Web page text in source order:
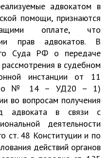
адвокатом в
помощи, признаются
оплате, что
прав адвокатов. В
Суда РФ о передаче
в судебном
инстанции от 11
№ 14 – УД20 – 1)
во вопросам получения
адвоката в связи с
деятельности
ст. 48 Конституции и по
действий органов